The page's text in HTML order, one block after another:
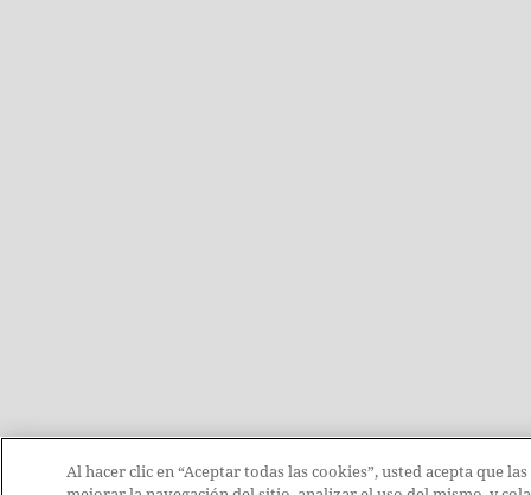
Al hacer clic en “Aceptar todas las cookies”, usted acepta que